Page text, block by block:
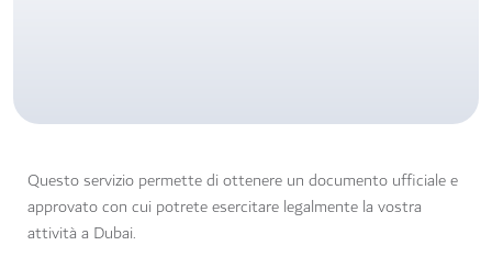
Questo servizio permette di ottenere un documento ufficiale e
approvato con cui potrete esercitare legalmente la vostra
attività a Dubai.